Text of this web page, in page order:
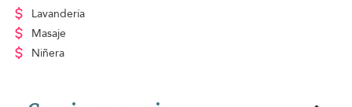
Lavandería
Masaje
Niñera